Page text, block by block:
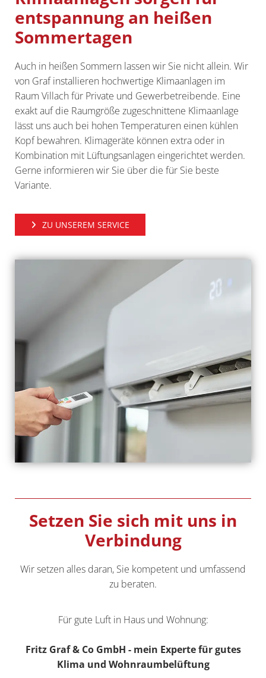
entspannung an heißen
Sommertagen
Auch in heißen Sommern lassen wir Sie nicht allein. Wir
von Graf installieren hochwertige Klimaanlagen im
Raum Villach für Private und Gewerbetreibende. Eine
exakt auf die Raumgröße zugeschnittene Klimaanlage
lässt uns auch bei hohen Temperaturen einen kühlen
Kopf bewahren. Klimageräte können extra oder in
Kombination mit Lüftungsanlagen eingerichtet werden.
Gerne informieren wir Sie über die für Sie beste
Variante.
ZU UNSEREM SERVICE
Setzen Sie sich mit uns in
Verbindung
Wir setzen alles daran, Sie kompetent und umfassend
zu beraten.
Für gute Luft in Haus und Wohnung:
Fritz Graf & Co GmbH - mein Experte für gutes
Klima und Wohnraumbelüftung